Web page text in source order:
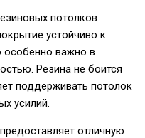
потолков
устойчиво к
особенно важно в
Резина не боится
поддерживать потолок
усилий.
отличную